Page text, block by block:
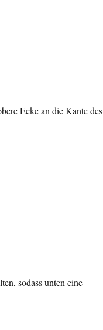
Ecke an die Kante des
sodass unten eine